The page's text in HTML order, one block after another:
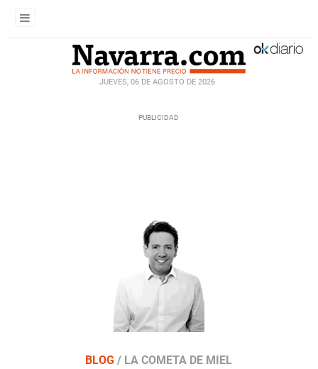
JUEVES, 06 DE AGOSTO DE 2026
BLOG / LA COMETA DE MIEL